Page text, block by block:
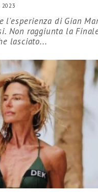
2023
l'esperienza di Gian
Non raggiunta la
lasciato...